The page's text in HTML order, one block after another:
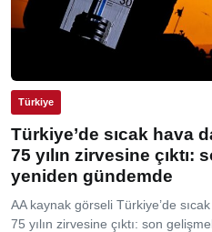
Türkiye
Türkiye’de sıcak hava
75 yılın zirvesine çıktı:
yeniden gündemde
AA kaynak görseli Türkiye’de
75 yılın zirvesine çıktı: son